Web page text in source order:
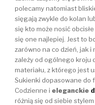
polecamy natomiast
sięgają zwykle do kolan
się kto może nosić
się one najlepiej. Jest to
zarówno na co dzień, jak
zależy od ogólnego kroju
materiału, z którego jest
Sukienki dopasowane do
Codzienne i eleganckie
różnią się od siebie